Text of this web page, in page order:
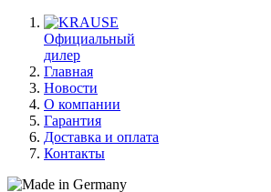
Официальный
дилер
Главная
Новости
О компании
Гарантия
Доставка и оплата
Контакты